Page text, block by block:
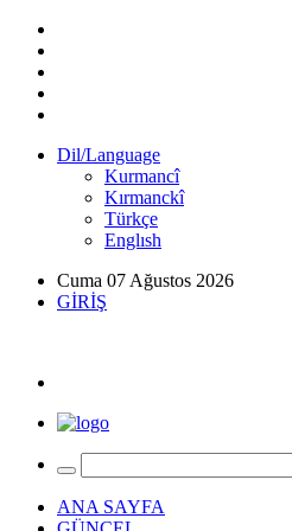
Dil/Language
Kurmancî
Kırmanckî
Türkçe
Englısh
Cuma 07 Ağustos 2026
GİRİŞ
ANA SAYFA